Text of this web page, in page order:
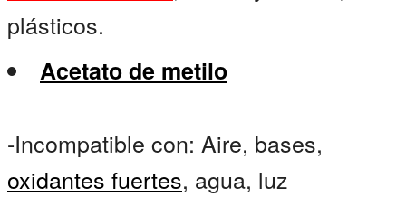
plásticos.
Acetato de metilo
-Incompatible con: Aire, bases,
oxidantes fuertes, agua, luz